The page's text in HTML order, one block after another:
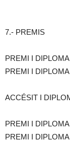
7.- PREMIS
PREMI I
PREMI I DIPLOMA
ACCÉSIT I
PREMI I
PREMI I DIPLOMA